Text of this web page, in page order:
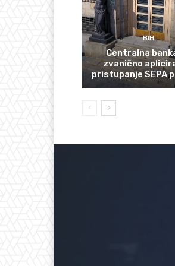
BIH
Centralna
zvanično
pristupanje SEPA